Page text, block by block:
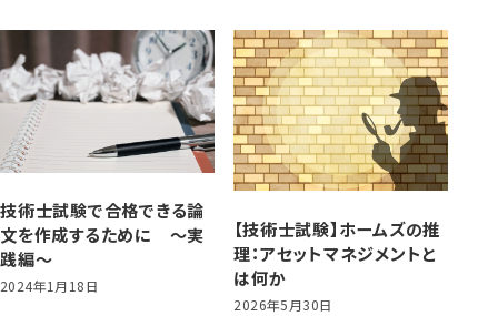
技術士試験で合格できる論
文を作成するために ～実
践編～
2024年1月18日
【技術士試験】ホームズの推
理：アセットマネジメントと
は何か
2026年5月30日